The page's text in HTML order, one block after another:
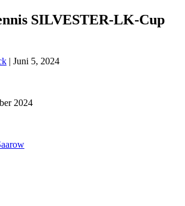
SILVESTER-LK-Cup
| Juni 5, 2024
2024